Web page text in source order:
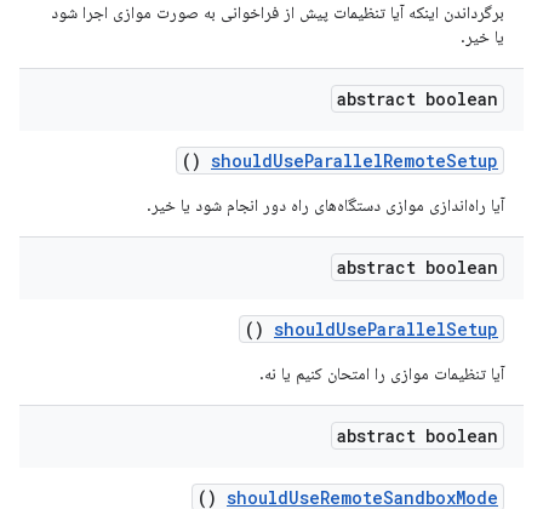
برگرداندن اینکه آیا تنظیمات پیش از فراخوانی به صورت موازی اجرا شود
یا خیر.
abstract boolean
shouldUseParallelRemoteSetup
()
آیا راه‌اندازی موازی دستگاه‌های راه دور انجام شود یا خیر.
abstract boolean
shouldUseParallelSetup
()
آیا تنظیمات موازی را امتحان کنیم یا نه.
abstract boolean
shouldUseRemoteSandboxMode
()